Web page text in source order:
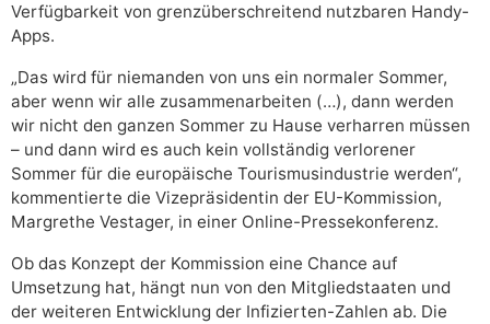
Verfügbarkeit von grenzüberschreitend nutzbaren Handy-
Apps.
„Das wird für niemanden von uns ein normaler Sommer,
aber wenn wir alle zusammenarbeiten (…), dann werden
wir nicht den ganzen Sommer zu Hause verharren müssen
– und dann wird es auch kein vollständig verlorener
Sommer für die europäische Tourismusindustrie werden“,
kommentierte die Vizepräsidentin der EU-Kommission,
Margrethe Vestager, in einer Online-Pressekonferenz.
Ob das Konzept der Kommission eine Chance auf
Umsetzung hat, hängt nun von den Mitgliedstaaten und
der weiteren Entwicklung der Infizierten-Zahlen ab. Die